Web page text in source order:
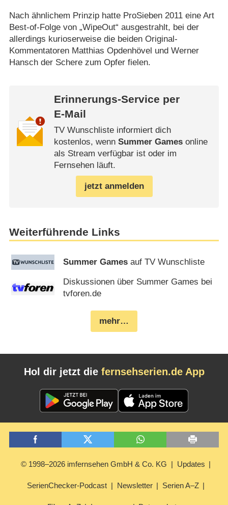
Nach ähnlichem Prinzip hatte ProSieben 2011 eine Art
Best-of-Folge von „WipeOut“ ausgestrahlt, bei der
allerdings kurioserweise die beiden Original-
Kommentatoren Matthias Opdenhövel und Werner
Hansch der Schere zum Opfer fielen.
Erinnerungs-Service per
E-Mail
TV Wunschliste informiert dich
kostenlos, wenn Summer Gamesonline
als Stream verfügbar ist oder im
Fernsehen läuft.
jetzt anmelden
Weiterführende Links
Summer Games auf TV Wunschliste
Diskussionen über Summer Games bei
tvforen.de
mehr…
Hol dir jetzt die fernsehserien.de App
© 1998–2026 imfernsehen GmbH & Co. KG Updates
SerienChecker-Podcast Newsletter Serien A–Z